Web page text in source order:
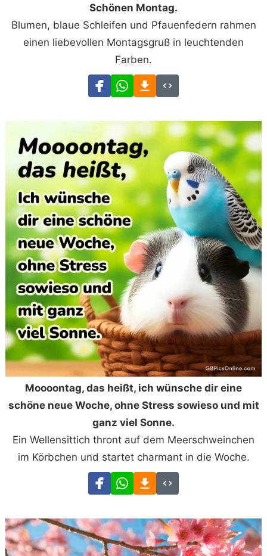
Schönen Montag.
Blumen, blaue Schleifen und Pfauenfedern rahmen
einen liebevollen Montagsgruß in leuchtenden
Farben.
Moooontag, das heißt, ich wünsche dir eine
schöne neue Woche, ohne Stress sowieso und mit
ganz viel Sonne.
Ein Wellensittich thront auf dem Meerschweinchen
im Körbchen und startet charmant in die Woche.